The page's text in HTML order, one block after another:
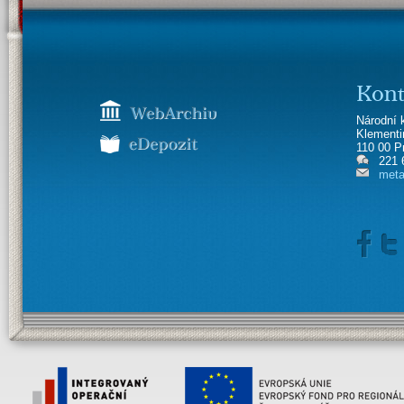
Národní
110 00
221